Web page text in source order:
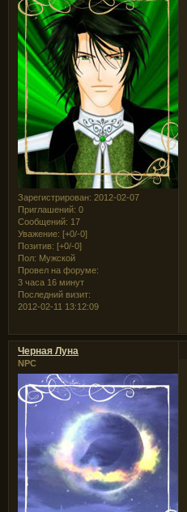
Зарегистрирован: 2012-02-07
Приглашений: 0
Сообщений: 17
Уважение: [+0/-0]
Позитив: [+0/-0]
Пол: Мужской
Провел на форуме:
3 часа 16 минут
Последний визит:
2012-02-11 13:12:09
Черная Луна
NPC